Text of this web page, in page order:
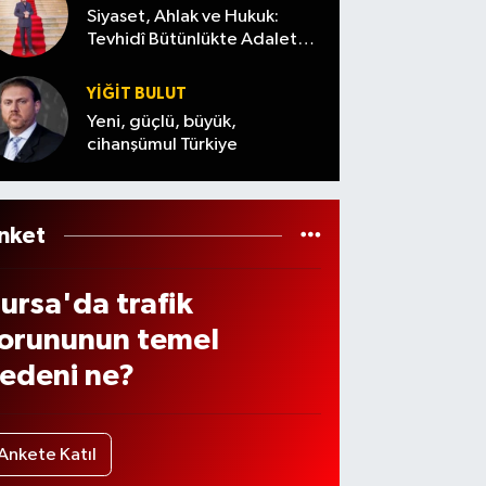
aranıy
or
Siyaset, Ahlak ve Hukuk:
Tevhidî Bütünlükte Adalet
YİĞİT BULUT
Yeni, güçlü, büyük,
cihanşümul Türkiye
trafik
temel
ne?
Katıl